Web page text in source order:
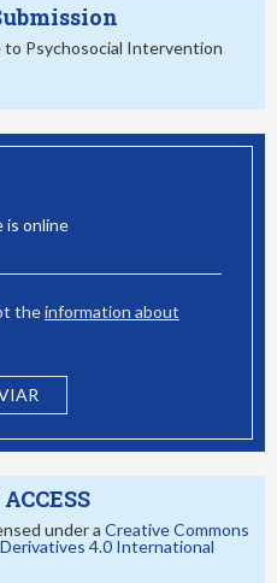
Psychosocial Intervention
is online
theinformation about
under a Creative Commons
4.0 International